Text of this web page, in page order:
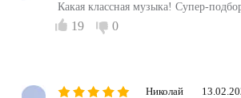
Какая классная музыка! Супер-
19 0
Николай